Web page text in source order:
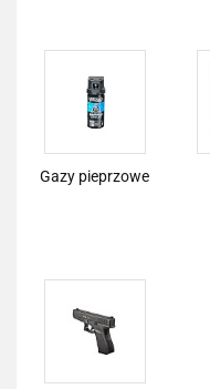
Gazy pieprzowe